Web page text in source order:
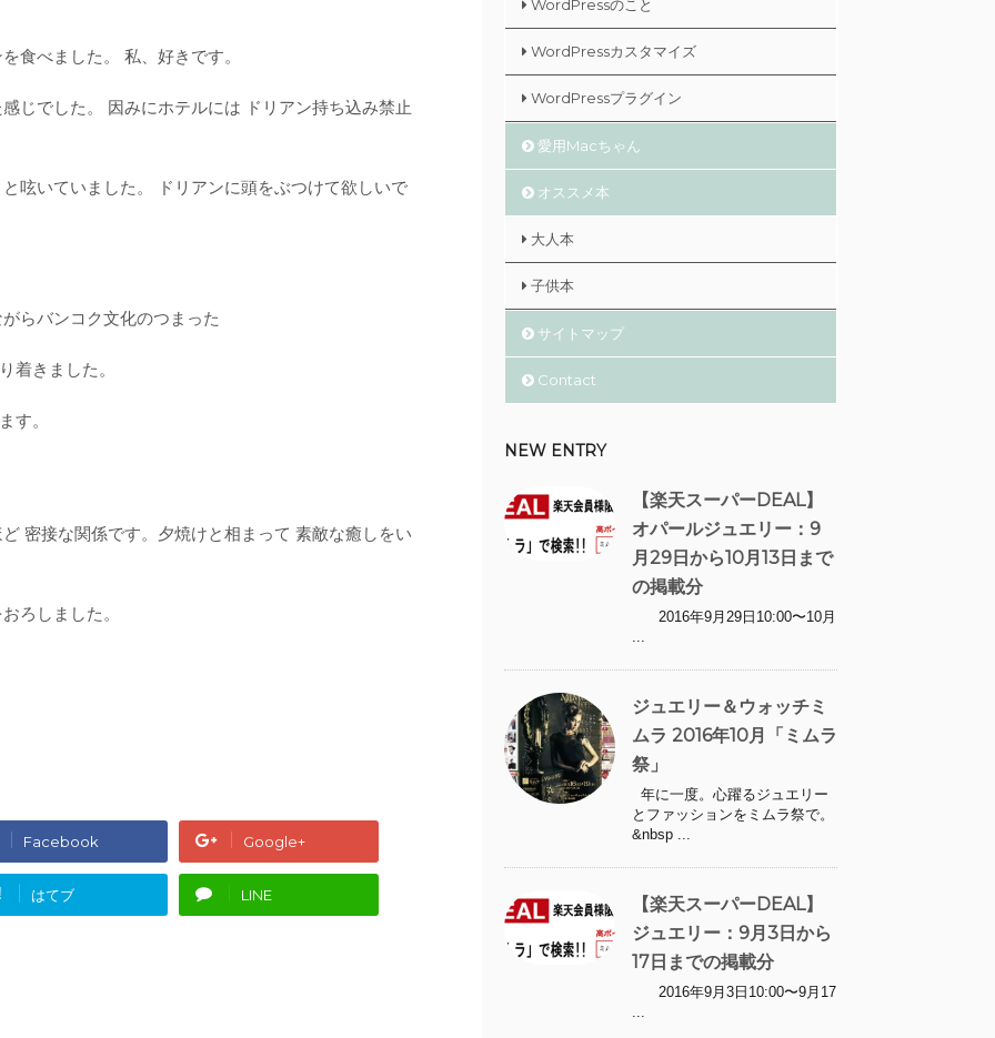
食べました。 私、好きです。
じでした。 因みにホテルには ドリアン持ち込み禁止
呟いていました。 ドリアンに頭をぶつけて欲しいで
らバンコク文化のつまった
着きました。
す。
密接な関係です。夕焼けと相まって 素敵な癒しをい
ろしました。
Facebook Google+
はてブ LINE
WordPressのこと
WordPressカスタマイズ
WordPressプラグイン
愛用Macちゃん
オススメ本
大人本
子供本
サイトマップ
Contact
NEW ENTRY
【楽天スーパーDEAL】
オパールジュエリー：9
月29日から10月13日まで
の掲載分
2016年9月29日10:00〜10月
...
ジュエリー＆ウォッチミ
ムラ 2016年10月「ミムラ
祭」
年に一度。心躍るジュエリー
とファッションをミムラ祭で。
&nbsp ...
【楽天スーパーDEAL】
ジュエリー：9月3日から
17日までの掲載分
2016年9月3日10:00〜9月17
...